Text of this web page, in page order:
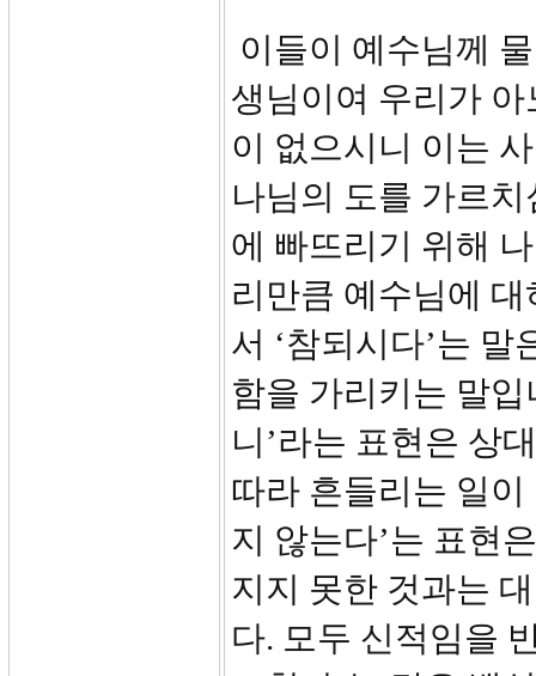
이들이 예수님께
생님이여 우리가
이 없으시니 이는
나님의 도를 가르
에 빠뜨리기 위해
리만큼 예수님에
서 ‘참되시다’는
함을 가리키는 말
니’라는 표현은 상
따라 흔들리는 일
지 않는다’는 표현
지지 못한 것과는
다. 모두 신적임을